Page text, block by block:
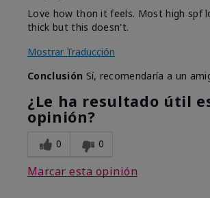
Love how thon it feels. Most high spf
thick but this doesn't.
Mostrar Traducción
Conclusión Sí, recomendaría a un
¿Le ha resultado útil
opinión?
0 0
Marcar esta opinión